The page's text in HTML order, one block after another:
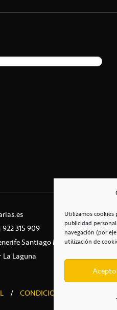
Utilizamos
publicidad
navegación (por
utilización de
Acepto
922 315 909
Santiago Martín
La Laguna
/ CONDICIONES